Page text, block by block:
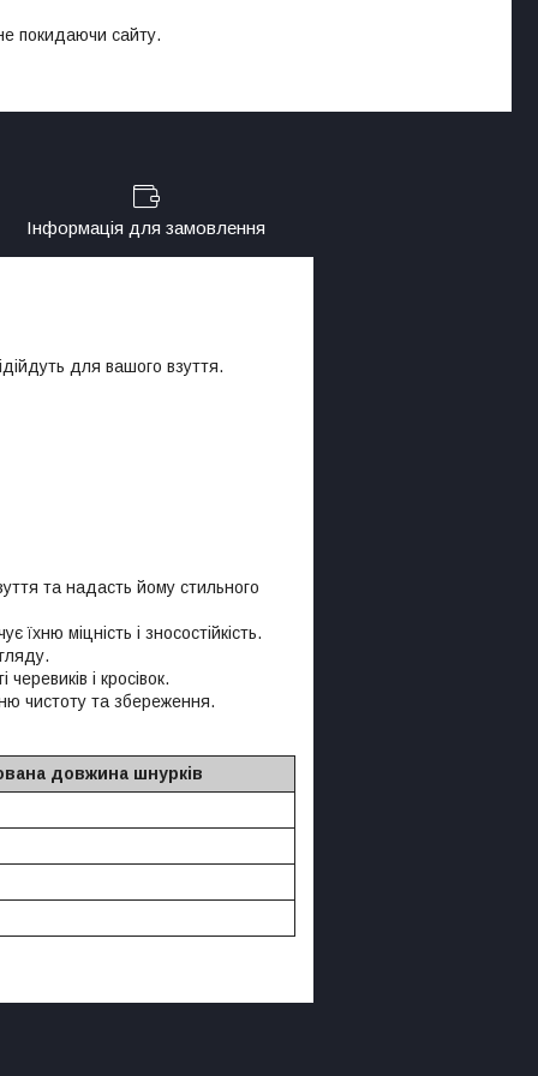
покидаючи сайту.
Інформація для замовлення
для вашого взуття.
та надасть йому стильного
їхню міцність і зносостійкість.
і кросівок.
чистоту та збереження.
довжина шнурків